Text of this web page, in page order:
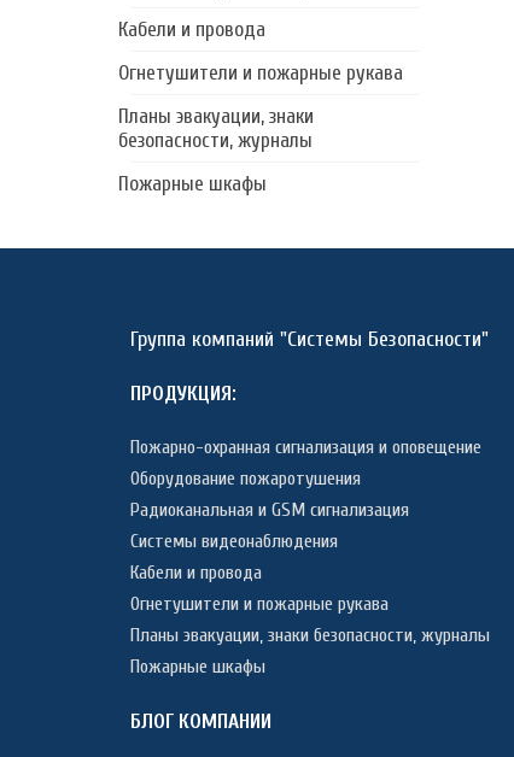
Кабели и провода
Огнетушители и пожарные рукава
Планы эвакуации, знаки
безопасности, журналы
Пожарные шкафы
Группа компаний "Системы Безопасности"
ПРОДУКЦИЯ:
Пожарно-охранная сигнализация и оповещение
Оборудование пожаротушения
Радиоканальная и GSM сигнализация
Системы видеонаблюдения
Кабели и провода
Огнетушители и пожарные рукава
Планы эвакуации, знаки безопасности, журналы
Пожарные шкафы
БЛОГ КОМПАНИИ